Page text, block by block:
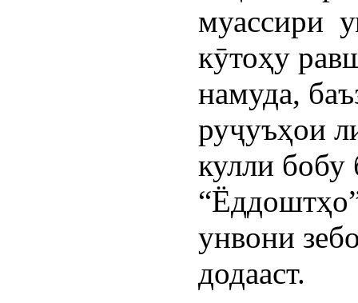
муассири
кӯтоҳу
намуда,
руҷуъҳои
кулли
унвони
додааст.